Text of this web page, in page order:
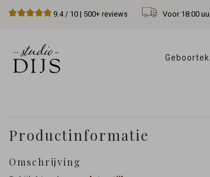
9.4/ 10 | 500+ reviews Voor 18:00
Productinformatie
Omschrijving